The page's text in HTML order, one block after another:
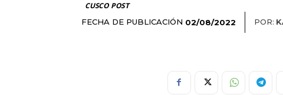
CUSCO POST
FECHA DE PUBLICACIÓN 02/08/2022 POR: